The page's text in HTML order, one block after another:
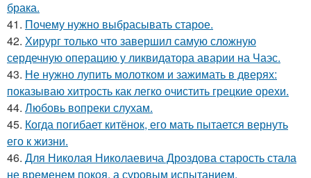
брака.
41. Почему нужно выбрасывать старое.
42. Хирург только что завершил самую сложную
сердечную операцию у ликвидатора аварии на Чаэс.
43. Не нужно лупить молотком и зажимать в дверях:
показываю хитрость как легко очистить грецкие орехи.
44. Любовь вопреки слухам.
45. Когда погибает китёнок, его мать пытается вернуть
его к жизни.
46. Для Николая Николаевича Дроздова старость стала
не временем покоя, а суровым испытанием.